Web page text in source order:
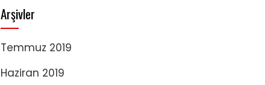
Arşivler
Temmuz 2019
Haziran 2019